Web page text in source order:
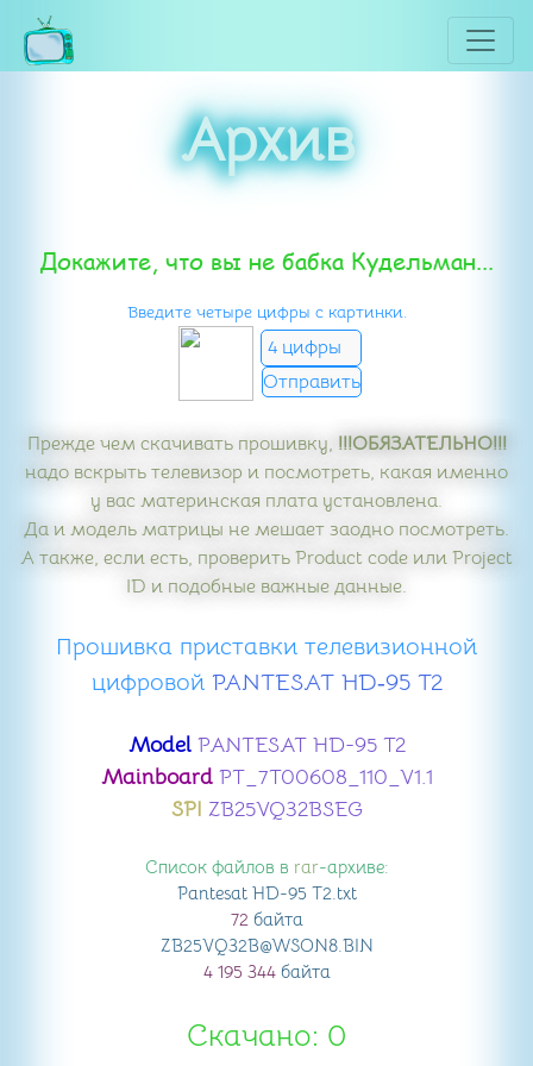
Архив
Докажите, что вы не бабка Кудельман...
Введите четыре цифры с картинки.
Прежде чем скачивать прошивку, !!!ОБЯЗАТЕЛЬНО!!!
надо вскрыть телевизор и посмотреть, какая именно
у вас материнская плата установлена.
Да и модель матрицы не мешает заодно посмотреть.
А также, если есть, проверить Product code или Project
ID и подобные важные данные.
Прошивка приставки телевизионной
цифровой​ PANTESAT HD‑95 T2
ModelPANTESAT HD-95 T2
MainboardPT_7T00608_110_V1.1
SPI ZB25VQ32BSEG
Список файлов в rar-архиве:
Pantesat HD-95 T2.txt
72байта
ZB25VQ32B@WSON8.BIN
4 195 344байта
Скачано: 0